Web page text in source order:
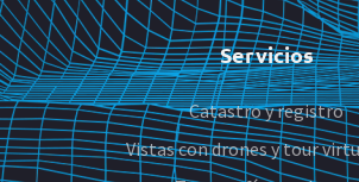
Servicios
Catastro y registro
Vistas con drones y tour